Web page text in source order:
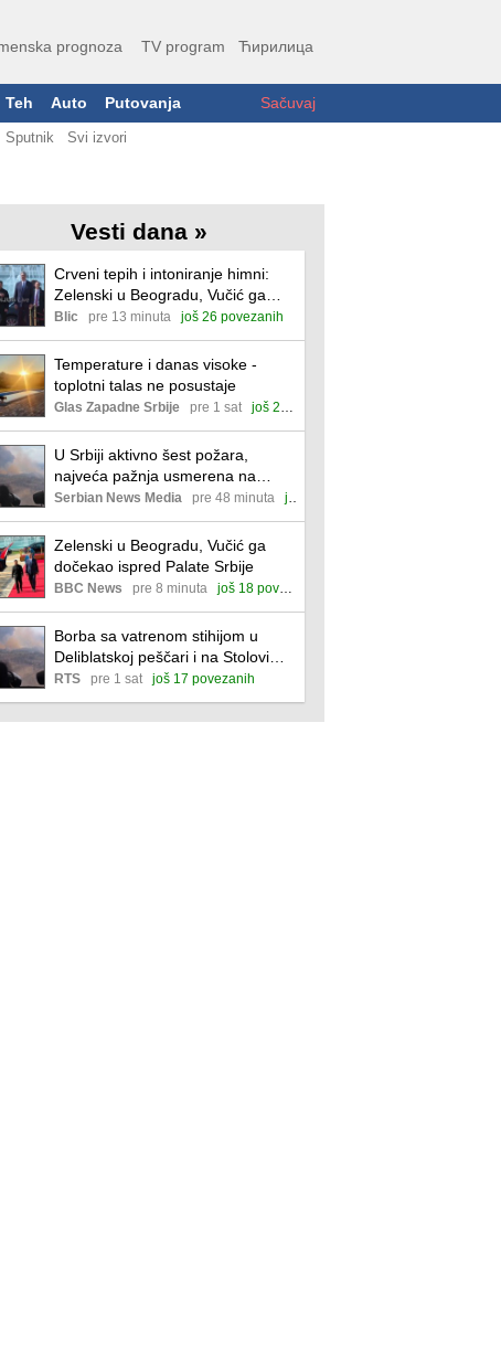
prognoza TV program Ћирилица
Teh Auto Putovanja Sačuvaj
Sputnik Svi izvori
Vesti dana »
Crveni tepih i intoniranje himni:
Zelenski u Beogradu, Vučić ga
dočekao ispred Palate "Srbija"
(video)
Blic pre 13 minuta još 26 povezanih
Temperature i danas visoke -
toplotni talas ne posustaje
Glas Zapadne Srbije pre 1 sat još 25 povezanih
U Srbiji aktivno šest požara,
najveća pažnja usmerena na
Deliblatsku peščaru i Stolove
Serbian News Media pre 48 minuta još 22 povezane
Zelenski u Beogradu, Vučić ga
dočekao ispred Palate Srbije
BBC News pre 8 minuta još 18 povezanih
Borba sa vatrenom stihijom u
Deliblatskoj peščari i na Stolovima,
stanje na terenu zavisi od
temperature i vetra
RTS pre 1 sat još 17 povezanih